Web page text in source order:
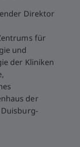
Direktor
für
und
der Kliniken
der